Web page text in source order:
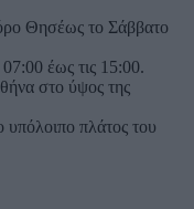
Θησέως το Σάββατο
έως τις 15:00.
στο ύψος της
υπόλοιπο πλάτος του